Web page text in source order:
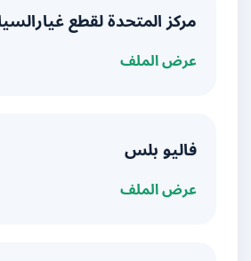
مركز المتحدة لقطع غيارالسيارات
عرض الملف
فاليو بلس
عرض الملف